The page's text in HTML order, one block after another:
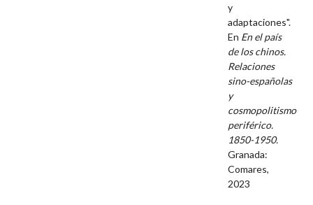
y
adaptaciones".
En En el país
de los chinos.
Relaciones
sino-españolas
y
cosmopolitismo
periférico.
1850-1950.
Granada:
Comares,
2023